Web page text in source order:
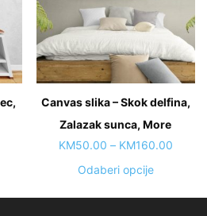
be
chosen
on
the
product
page
through
Canvas slika – Skok delfina,
Zalazak sunca, More
KM50.00 – KM160.00Price
Odaberi opcijeThis